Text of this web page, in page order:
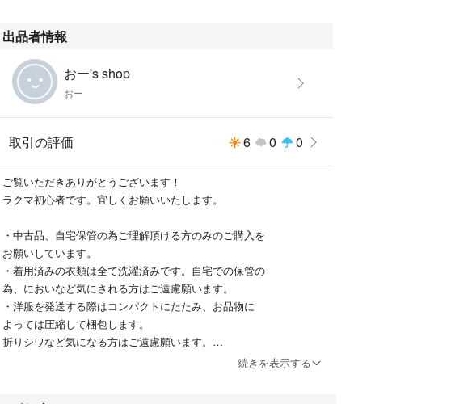
出品者情報
おー's shop
おー
取引の評価 6 0 0
ご覧いただきありがとうございます！
ラクマ初心者です。宜しくお願いいたします。
・中古品、自宅保管の為ご理解頂ける方のみのご購入を
お願いしています。
・着用済みの衣類は全て洗濯済みです。自宅での保管の
為、においなど気にされる方はご遠慮願います。
・洋服を発送する際はコンパクトにたたみ、お品物に
よっては圧縮して梱包します。
折りシワなど気になる方はご遠慮願います。
・サイズ等素人による採寸の為、多少の誤差はご了承く続きを表示する